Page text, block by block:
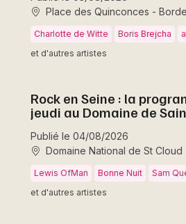
Place des Quinconces -
Charlotte de Witte Boris Brejcha
et d'autres artistes
Rock en Seine : la
jeudi au Domaine de
Publié le 04/08/2026
Domaine National de St Cloud
Lewis OfMan Bonne Nuit
Sam
et d'autres artistes